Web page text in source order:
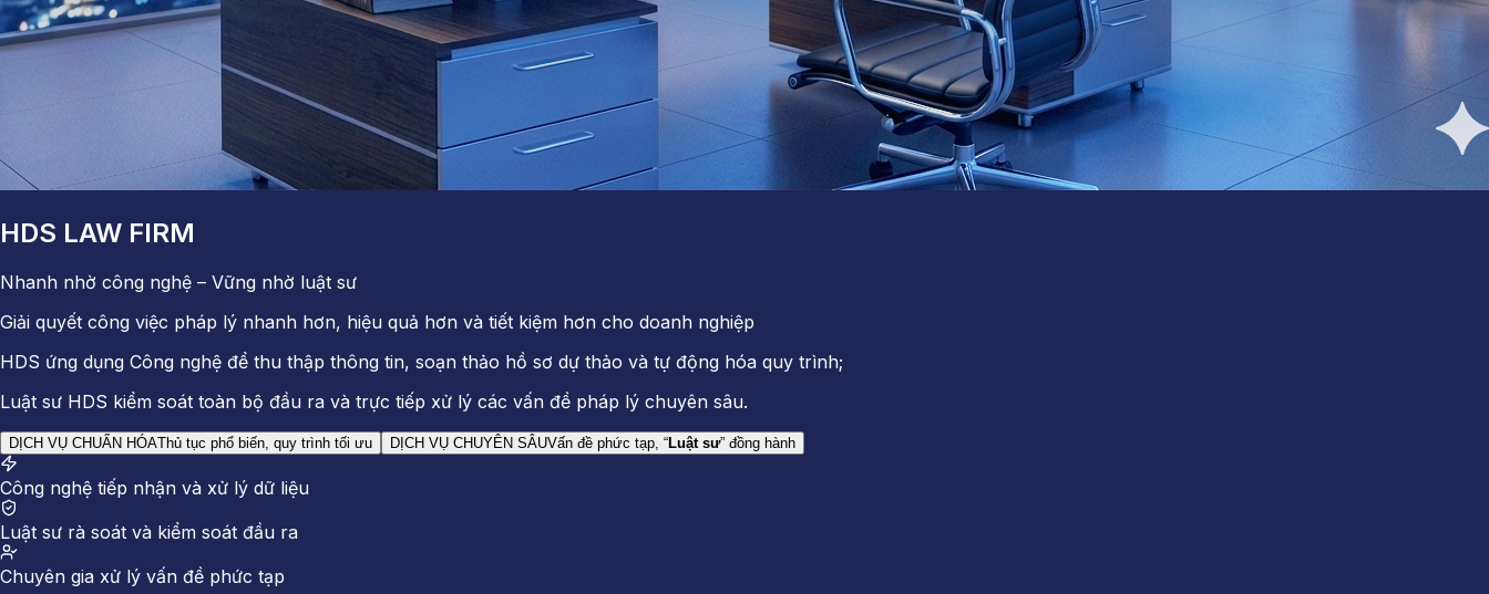
HDS LAW FIRM
Nhanh nhờ công nghệ – Vững nhờ luật sư
Giải quyết công việc pháp lý nhanh hơn, hiệu quả hơn và tiết kiệm hơn cho doanh nghiệp
HDS ứng dụng Công nghệ để thu thập thông tin, soạn thảo hồ sơ dự thảo và tự động hóa quy trình;
Luật sư HDS kiểm soát toàn bộ đầu ra và trực tiếp xử lý các vấn đề pháp lý chuyên sâu.
DỊCH VỤ CHUẨN HÓAThủ tục phổ biến, quy trình tối ưu DỊCH VỤ CHUYÊN SÂUVấn đề phức tạp, “Luật sư” đồng hành
Công nghệ tiếp nhận và xử lý dữ liệu
Luật sư rà soát và kiểm soát đầu ra
Chuyên gia xử lý vấn đề phức tạp